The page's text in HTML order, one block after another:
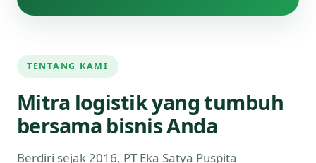
TENTANG KAMI
Mitra logistik yang tumbuh
bersama bisnis Anda
Berdiri sejak 2016, PT Eka Satya Puspita